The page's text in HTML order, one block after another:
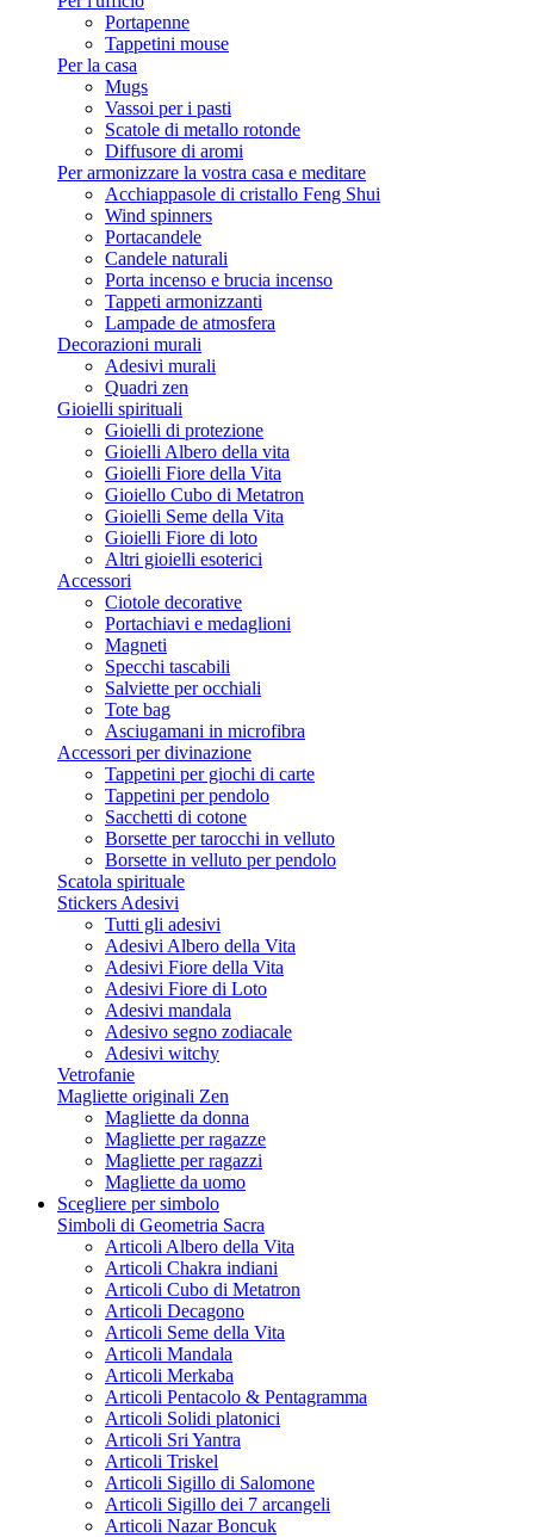
Portapenne
Tappetini mouse
Per la casa
Mugs
Vassoi per i pasti
Scatole di metallo rotonde
Diffusore di aromi
Per armonizzare la vostra casa e meditare
Acchiappasole di cristallo Feng Shui
Wind spinners
Portacandele
Candele naturali
Porta incenso e brucia incenso
Tappeti armonizzanti
Lampade de atmosfera
Decorazioni murali
Adesivi murali
Quadri zen
Gioielli spirituali
Gioielli di protezione
Gioielli Albero della vita
Gioielli Fiore della Vita
Gioiello Cubo di Metatron
Gioielli Seme della Vita
Gioielli Fiore di loto
Altri gioielli esoterici
Accessori
Ciotole decorative
Portachiavi e medaglioni
Magneti
Specchi tascabili
Salviette per occhiali
Tote bag
Asciugamani in microfibra
Accessori per divinazione
Tappetini per giochi di carte
Tappetini per pendolo
Sacchetti di cotone
Borsette per tarocchi in velluto
Borsette in velluto per pendolo
Scatola spirituale
Stickers Adesivi
Tutti gli adesivi
Adesivi Albero della Vita
Adesivi Fiore della Vita
Adesivi Fiore di Loto
Adesivi mandala
Adesivo segno zodiacale
Adesivi witchy
Vetrofanie
Magliette originali Zen
Magliette da donna
Magliette per ragazze
Magliette per ragazzi
Magliette da uomo
Scegliere per simbolo
Simboli di Geometria Sacra
Articoli Albero della Vita
Articoli Chakra indiani
Articoli Cubo di Metatron
Articoli Decagono
Articoli Seme della Vita
Articoli Mandala
Articoli Merkaba
Articoli Pentacolo & Pentagramma
Articoli Solidi platonici
Articoli Sri Yantra
Articoli Triskel
Articoli Sigillo di Salomone
Articoli Sigillo dei 7 arcangeli
Articoli Nazar Boncuk